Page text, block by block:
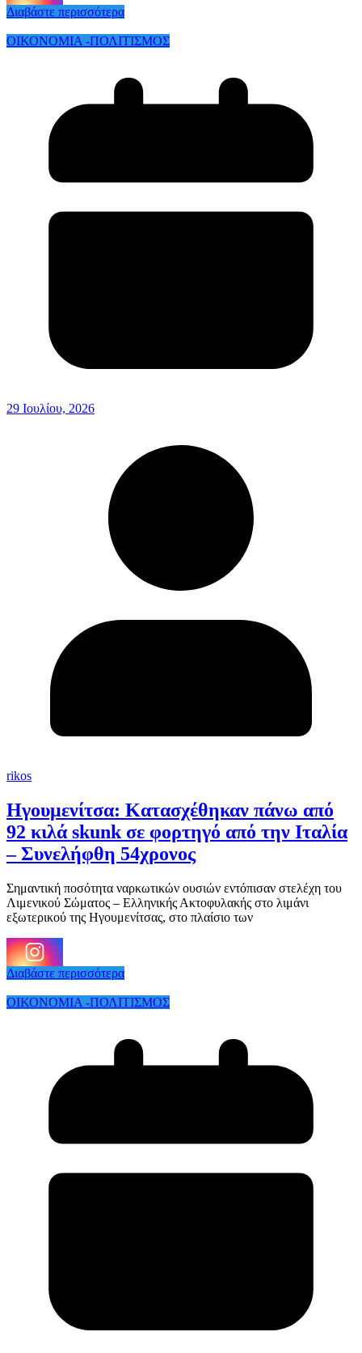
Διαβάστε περισσότερα
ΟΙΚΟΝΟΜΙΑ -ΠΟΛΙΤΙΣΜΟΣ
29 Ιουλίου, 2026
rikos
Ηγουμενίτσα: Κατασχέθηκαν πάνω από
92 κιλά skunk σε φορτηγό από την Ιταλία
– Συνελήφθη 54χρονος
Σημαντική ποσότητα ναρκωτικών ουσιών εντόπισαν στελέχη του
Λιμενικού Σώματος – Ελληνικής Ακτοφυλακής στο λιμάνι
εξωτερικού της Ηγουμενίτσας, στο πλαίσιο των
Διαβάστε περισσότερα
ΟΙΚΟΝΟΜΙΑ -ΠΟΛΙΤΙΣΜΟΣ